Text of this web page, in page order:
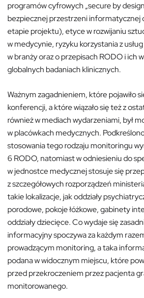
programów cyfrowych „secure by
bezpiecznej przestrzeni informatycznej
etapie projektu), etyce w rozwijaniu
w medycynie, ryzyku korzystania z
w branży oraz o przepisach RODO i ich
globalnych badaniach klinicznych.
Ważnym zagadnieniem, które pojawiło
konferencji, a które wiązało się też z
również w mediach wydarzeniami, był
w placówkach medycznych.
stosowania tego rodzaju monitoringu
6 RODO, natomiast w odniesieniu do
w jednostce medycznej stosuje się
z szczegółowych rozporządzeń
takie lokalizacje, jak oddziały
porodowe, pokoje łóżkowe, gabinety
oddziały dziecięce. Co wydaje się
informacyjny spoczywa za każdym
prowadzącym monitoring, a taka
podana w widocznym miejscu, które
przed przekroczeniem przez pacjenta
monitorowanego.